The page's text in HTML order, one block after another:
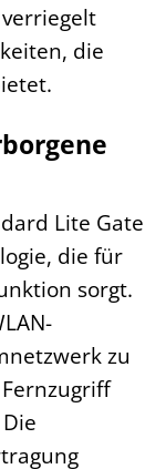
die
Lite Gate
die für
sorgt.
zu